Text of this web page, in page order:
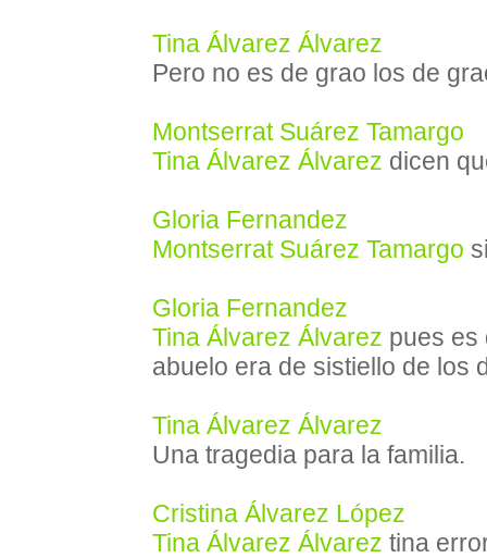
Tina Álvarez Álvarez
Pero no es de grao los de
Montserrat Suárez Tamargo
Tina Álvarez Álvarez dicen
Gloria Fernandez
Montserrat Suárez Tamargo
Gloria Fernandez
Tina Álvarez Álvarez pues es
abuelo era de sistiello de los
Tina Álvarez Álvarez
Una tragedia para la familia.
Cristina Álvarez López
Tina Álvarez Álvarez tina